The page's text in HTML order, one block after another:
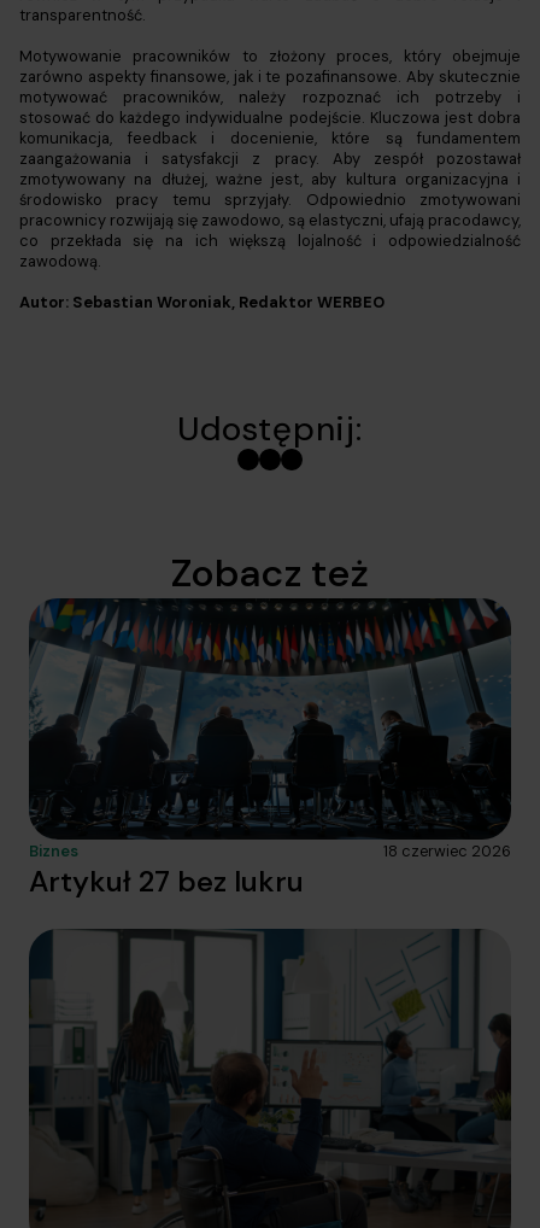
transparentność.
Motywowanie pracowników to złożony proces, który obejmuje
zarówno aspekty finansowe, jak i te pozafinansowe. Aby skutecznie
motywować pracowników, należy rozpoznać ich potrzeby i
stosować do każdego indywidualne podejście. Kluczowa jest dobra
komunikacja, feedback i docenienie, które są fundamentem
zaangażowania i satysfakcji z pracy. Aby zespół pozostawał
zmotywowany na dłużej, ważne jest, aby kultura organizacyjna i
środowisko pracy temu sprzyjały. Odpowiednio zmotywowani
pracownicy rozwijają się zawodowo, są elastyczni, ufają pracodawcy,
co przekłada się na ich większą lojalność i odpowiedzialność
zawodową.
Autor: Sebastian Woroniak, Redaktor WERBEO
Udostępnij:
Zobacz też
Biznes 18 czerwiec 2026
Artykuł 27 bez lukru